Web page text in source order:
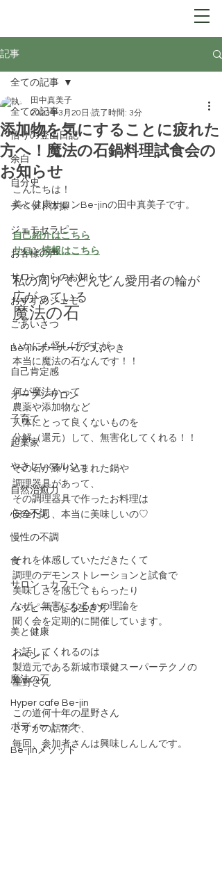
記事
全ての記事
悟りの登山日記
余白
自分史
チベット体操
ジェモセラピー
お客様の声
サロンからのお知らせ
おすすめジェモ
ごあいさつ
Be-jinオーナーのつぶやき
自己肯定感
オープンサロン
子育て
起業家
やさしいマルシェ
自然治癒力
心の不調
慢性の不調
食
サロン→カフェへ
ハッピーになる生き方
美と健康
イベント
魔法の石
Hyper cafe Be-jin
ボディートーク
Be-jinメソッド
全ての記事
添加物を気にすることに疲れた
方へ！魔法の石鍋料理試食会の
お知らせ
田中真美子
2023年3月20日 読了時間: 3分
こんにちは！
美と健康サロンBe-jinの田中真美子です。
自己紹介はこちら
サロン情報はこちら
私の周りでどんどん愛用者の輪が
広がっている
魔法の石
いかにも怪しげですが
本当に魔法の石なんです！！
何が魔法かって
農薬や添加物など
人体にとって良くないものを
分解（還元）して、無害化してくれる！！
その石が練り込まれた鍋や
調理器具があって、
その調理器具で作ったお料理は
安全だし、本当に美味しいの♡
それを体感していただきたくて
調理のデモンストレーションと試食で
美味しさを感じてもらったり
なぜ、無害になるかの理論を
聞く会を定期的に開催しています。
お話してくれるのは
製造元である新城市環健スーパーテクノの
星野さん
この道何十年の星野さん
さすがの話術で、
毎回、参加者さんは興味しんしんです。